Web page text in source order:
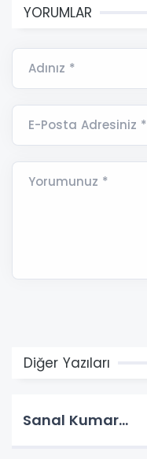
YORUMLAR
Adınız *
E-Posta Adresiniz *
Yorumunuz *
Diğer Yazıları
Sanal Kumar…